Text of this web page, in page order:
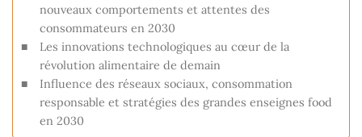
nouveaux comportements et attentes des
consommateurs en 2030
Les innovations technologiques au cœur de la
révolution alimentaire de demain
Influence des réseaux sociaux, consommation
responsable et stratégies des grandes enseignes food
en 2030